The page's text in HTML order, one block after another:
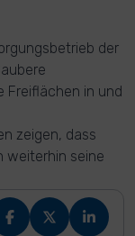
der
Freiflächen in und
zeigen, dass
weiterhin seine